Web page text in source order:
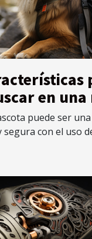
en
?
puede ser
segura con el uso